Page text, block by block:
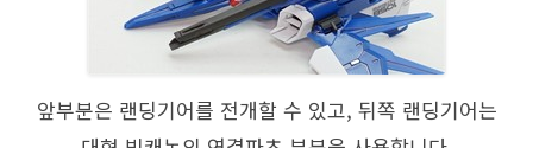
앞부분은 랜딩기어를 전개할 수 있고, 뒤쪽 랜딩기어는